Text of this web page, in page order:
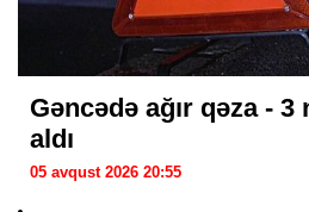
Gəncədə ağır qəza -
aldı
05 avqust 2026 20:55